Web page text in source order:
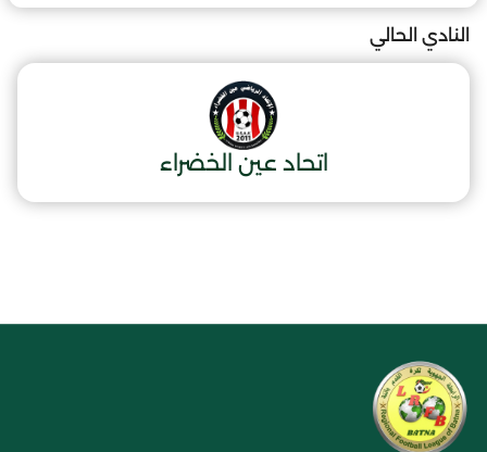
النادي الحالي
اتحاد عين الخضراء